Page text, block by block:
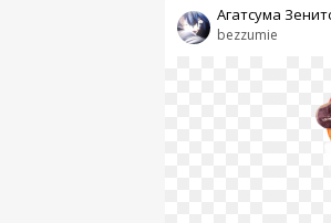
bezzumie
Агатсума